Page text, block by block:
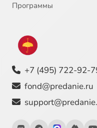
Программы
+7 (495) 722-92-
fond@predanie.ru